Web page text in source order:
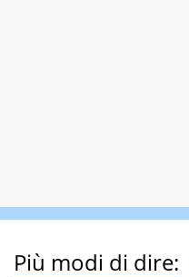
Più modi di dire: